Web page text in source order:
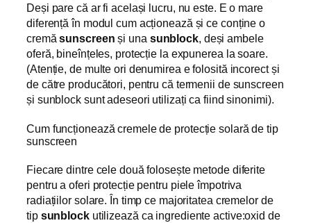
Deși pare că ar fi același lucru, nu este. E o mare
diferență în modul cum acționează și ce conține o
cremăsunscreen și una sunblock, deși ambele
oferă, bineînțeles, protecție la expunerea la soare.
(Atenție, de multe ori denumirea e folosită incorect și
de către producători, pentru că termenii de sunscreen
și sunblock sunt adeseori utilizați ca fiind sinonimi).
Cum funcționează cremele de protecție solară de tip
sunscreen
Fiecare dintre cele două folosește metode diferite
pentru a oferi protecție pentru piele împotriva
radiațiilor solare. În timp ce majoritatea cremelor de
tip sunblockutilizează ca ingrediente active:oxid de